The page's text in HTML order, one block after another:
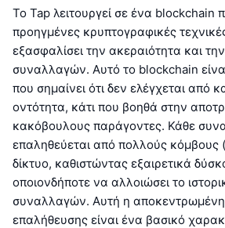
Το Tap λειτουργεί σε ένα blockchain
προηγμένες κρυπτογραφικές
εξασφαλίσει την ακεραιότητα και
συναλλαγών. Αυτό το blockchain
που σημαίνει ότι δεν ελέγχεται από
οντότητα, κάτι που βοηθά στην
κακόβουλους παράγοντες. Κάθε
επαληθεύεται από πολλούς κόμβους
δίκτυο, καθιστώντας εξαιρετικά
οποιονδήποτε να αλλοιώσει το
συναλλαγών. Αυτή η αποκεντρωμένη
επαλήθευσης είναι ένα βασικό